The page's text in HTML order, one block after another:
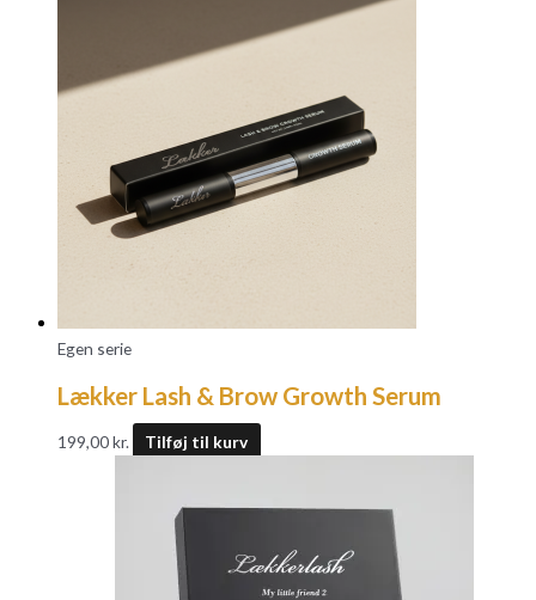
Egen serie
Lækker Lash & Brow Growth Serum
199,00kr. Tilføj til kurv